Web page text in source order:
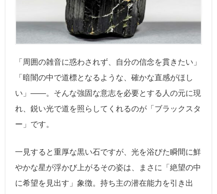
「周囲の雑音に惑わされず、自分の信念を貫きたい」
「暗闇の中で道標となるような、確かな直感がほし
い」――。そんな強固な意志を必要とする人の元に現
れ、鋭い光で道を照らしてくれるのが「ブラックスタ
ー」です。
一見すると重厚な黒い石ですが、光を浴びた瞬間に鮮
やかな星が浮かび上がるその姿は、まさに「絶望の中
に希望を見出す」象徴。持ち主の潜在能力を引き出